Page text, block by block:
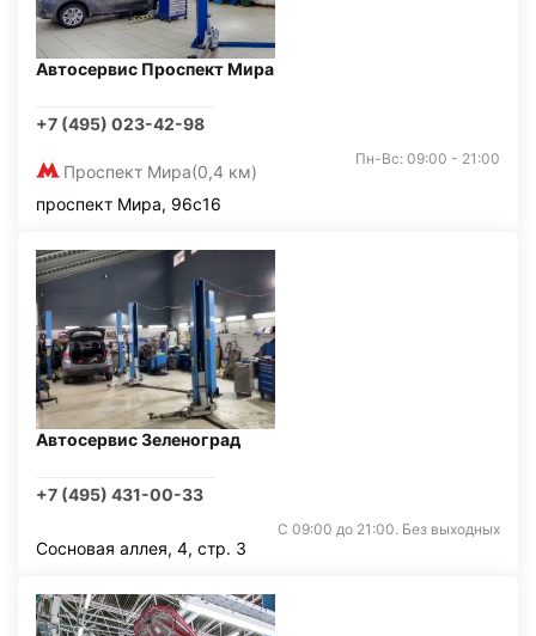
Автосервис Проспект Мира
+7 (495) 023-42-98
Проспект Мира(0,4 км)
Пн-Вс: 09:00 - 21:00
проспект Мира, 96с16
Автосервис Зеленоград
+7 (495) 431-00-33
С 09:00 до 21:00. Без выходных
Сосновая аллея, 4, стр. 3